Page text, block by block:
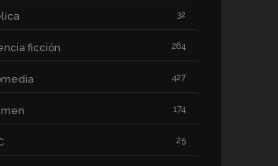
32
ficción 264
427
174
25